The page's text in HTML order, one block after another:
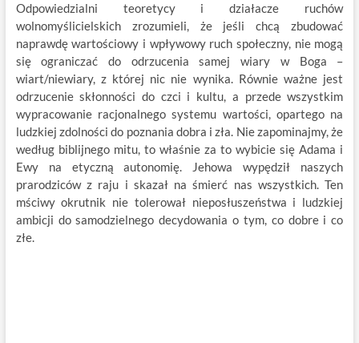
Odpowiedzialni teoretycy i działacze ruchów
wolnomyślicielskich zrozumieli, że jeśli chcą zbudować
naprawdę wartościowy i wpływowy ruch społeczny, nie mogą
się ograniczać do odrzucenia samej wiary w Boga –
wiart/niewiary, z której nic nie wynika. Równie ważne jest
odrzucenie skłonności do czci i kultu, a przede wszystkim
wypracowanie racjonalnego systemu wartości, opartego na
ludzkiej zdolności do poznania dobra i zła. Nie zapominajmy, że
według biblijnego mitu, to właśnie za to wybicie się Adama i
Ewy na etyczną autonomię. Jehowa wypędził naszych
prarodziców z raju i skazał na śmierć nas wszystkich. Ten
mściwy okrutnik nie tolerował nieposłuszeństwa i ludzkiej
ambicji do samodzielnego decydowania o tym, co dobre i co
złe.